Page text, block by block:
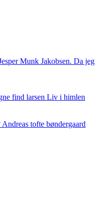
Da jeg
Liv i himlen